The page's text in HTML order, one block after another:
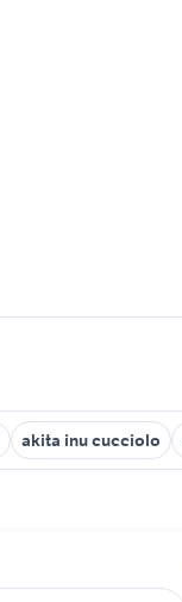
akita inu cucciolo